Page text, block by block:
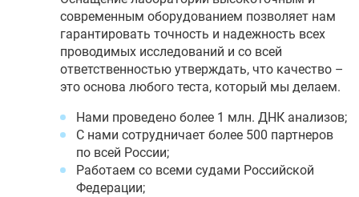
современным оборудованием позволяет нам
гарантировать точность и надежность всех
проводимых исследований и со всей
ответственностью утверждать, что качество –
это основа любого теста, который мы делаем.
Нами проведено более 1 млн. ДНК анализов;
С нами сотрудничает более 500 партнеров
по всей России;
Работаем со всеми судами Российской
Федерации;